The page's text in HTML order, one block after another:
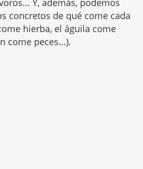
Y, además, podemos
concretos de qué come cada
hierba, el águila come
come peces...).